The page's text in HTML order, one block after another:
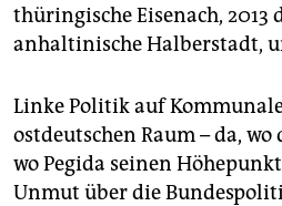
thüringische Eisenach, 2013
anhaltinische Halberstadt,
Linke Politik auf
ostdeutschen Raum – da,
wo Pegida seinen
Unmut über die